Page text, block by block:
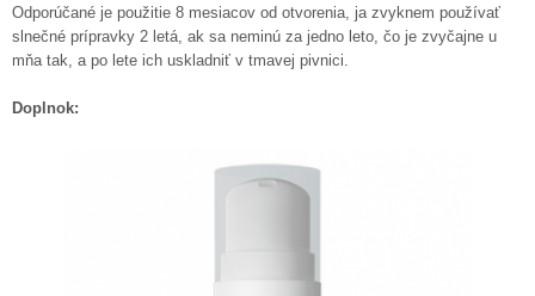
Odporúčané je použitie 8 mesiacov od otvorenia, ja zvyknem používať
slnečné prípravky 2 letá, ak sa neminú za jedno leto, čo je zvyčajne u
mňa tak, a po lete ich uskladniť v tmavej pivnici.
Doplnok: